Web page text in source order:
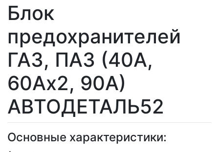
Блок
предохранителей
ГАЗ, ПАЗ (40А,
60Ах2, 90А)
АВТОДЕТАЛЬ52
Основные характеристики: